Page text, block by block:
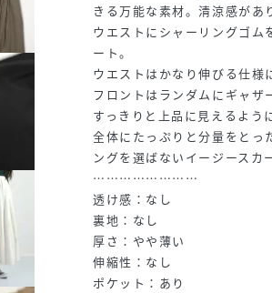
きる万能な素材。清涼感があ
ウエストにシャーリングゴム
ート。
ウエストはかなり伸びる仕様
フロントはランダムにギャザ
すっきりと上品に見えるよう
全体にたっぷりと分量をとっ
ングを選ばないイージースカ
……………………
透け感：なし
裏地：なし
厚さ：やや薄い
伸縮性：なし
ポケット：あり